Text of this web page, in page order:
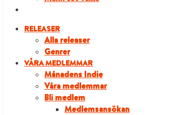
RELEASER
Alla releaser
Genrer
VÅRA MEDLEMMAR
Månadens Indie
Våra medlemmar
Bli medlem
Medlemsansökan